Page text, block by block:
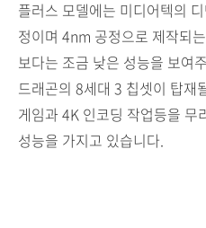
플러스 모델에는 미디어텍의
정이며 4nm 공정으로 제작되
보다는 조금 낮은 성능을 보여
드래곤의 8세대 3 칩셋이 탑재
게임과 4K 인코딩 작업등을 무
성능을 가지고 있습니다.